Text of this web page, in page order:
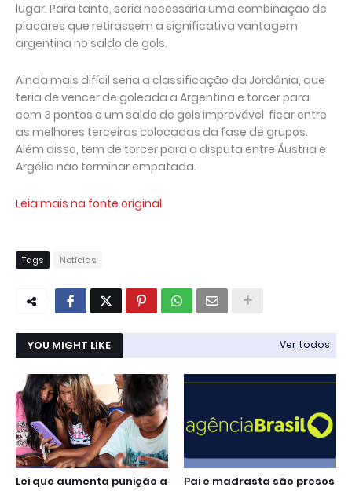
lugar. Para tanto, seria necessária uma combinação de
placares que retirassem a significativa vantagem
argentina no saldo de gols.
Ainda mais difícil seria a classificação da Jordânia, que
teria de vencer de goleada a Argentina e torcer para
com 3 pontos e um saldo de gols improvável ficar entre
as melhores terceiras colocadas da fase de grupos.
Além disso, tem de torcer para a disputa entre Áustria e
Argélia não terminar empatada.
Leia mais na fonte original
Tags Notícias
YOU MIGHT LIKE Ver todos
Lei que aumenta punição a
Pai e madrasta são presos